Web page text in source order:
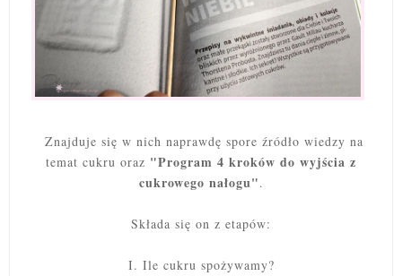
Znajduje się w nich naprawdę spore źródło wiedzy na
temat cukru oraz "Program 4 kroków do wyjścia z
cukrowego nałogu".
Składa się on z etapów:
I. Ile cukru spożywamy?